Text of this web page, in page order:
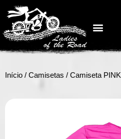
Início / Camisetas / Camiseta